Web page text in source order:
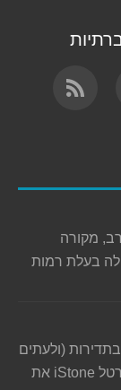
מקורה
בעלת רמות
(ולעתים
גם בקיצוניות) לכן מספק לכם פורטל iStone את